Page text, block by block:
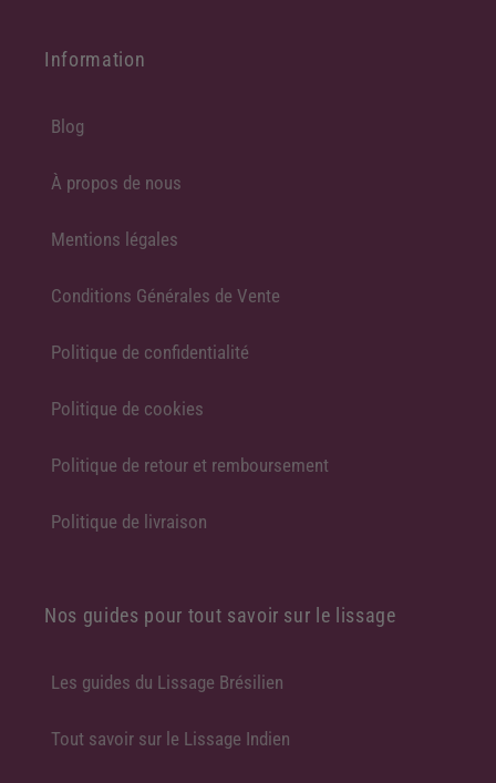
Information
Blog
À propos de nous
Mentions légales
Conditions Générales de Vente
Politique de confidentialité
Politique de cookies
Politique de retour et remboursement
Politique de livraison
Nos guides pour tout savoir sur le lissage
Les guides du Lissage Brésilien
Tout savoir sur le Lissage Indien